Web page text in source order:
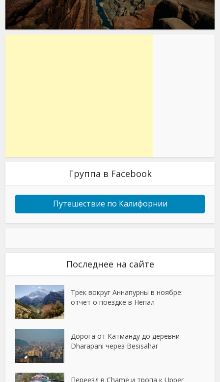
Группа в Facebook
Путешествие по Калифорнии
Последнее на сайте
Трек вокруг Аннапурны в ноябре:
отчет о поездке в Непал
Дорога от Катманду до деревни
Dharapani через Besisahar
Переезд в Chame и тропа к Upper